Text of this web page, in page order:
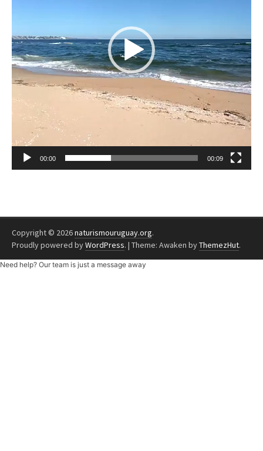
00:00 00:09
Copyright © 2026naturismouruguay.org.
Proudly powered byWordPress. | Theme: Awaken byThemezHut.
Need help? Our team is just a message away